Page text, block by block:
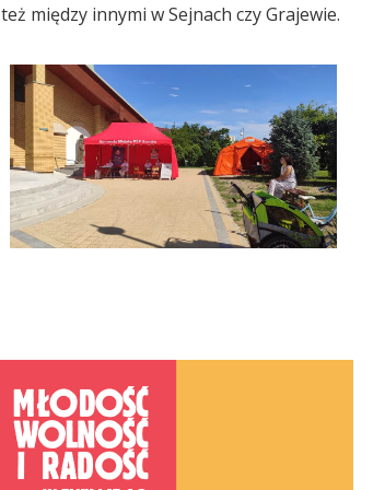
między innymi w Sejnach czy Grajewie.